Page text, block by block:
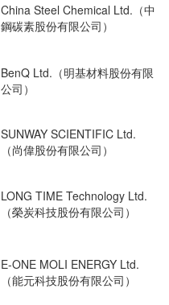
China Steel Chemical Ltd.（中
鋼碳素股份有限公司）
BenQ Ltd.（明基材料股份有限
公司）
SUNWAY SCIENTIFIC Ltd.
（尚偉股份有限公司）
LONG TIME Technology Ltd.
（榮炭科技股份有限公司）
E-ONE MOLI ENERGY Ltd.
（能元科技股份有限公司）